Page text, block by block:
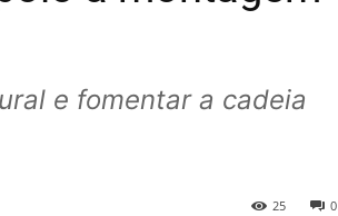
e fomentar a cadeia
0
25